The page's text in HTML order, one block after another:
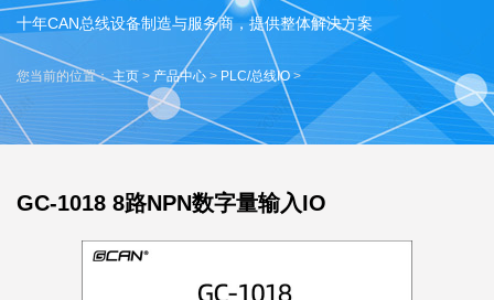
十年CAN总线设备制造与服务商，提供整体解决方案
您当前的位置：主页 > 产品中心 > PLC/总线IO>
GC-1018 8路NPN数字量输入IO